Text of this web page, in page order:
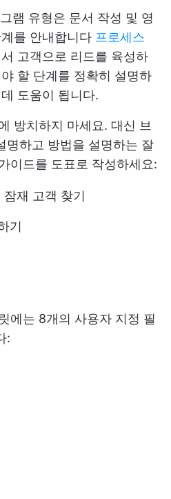
램 유형은 문서 작성 및 영
를 안내합니다 프로세스
고객으로 리드를 육성하
할 단계를 정확히 설명하
도움이 됩니다.
방치하지 마세요. 대신 브
명하고 방법을 설명하는 잘
이드를 도표로 작성하세요:
재 고객 찾기
기
에는 8개의 사용자 지정 필
: